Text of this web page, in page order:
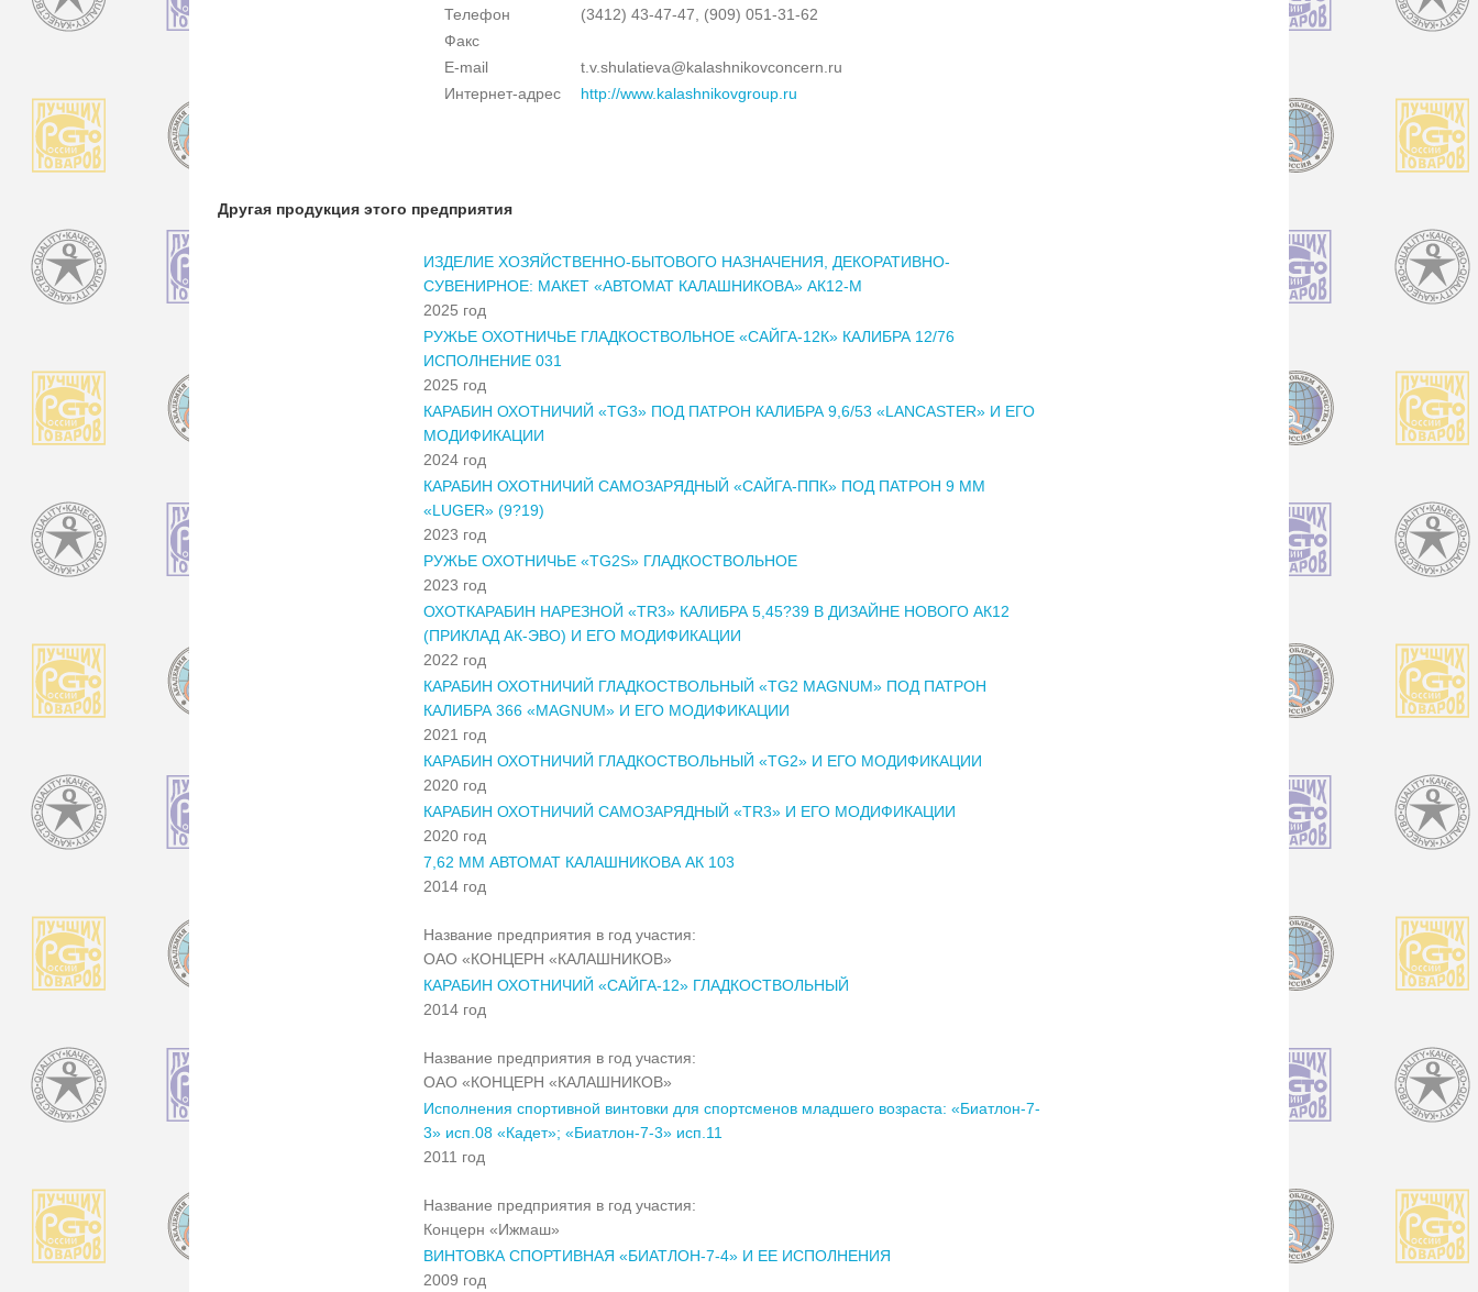
Телефон
(3412) 43-47-47, (909) 051-31-62
Факс
E-mail
t.v.shulatieva@kalashnikovconcern.ru
Интернет-адрес
http://www.kalashnikovgroup.ru
Другая продукция этого предприятия
ИЗДЕЛИЕ ХОЗЯЙСТВЕННО-БЫТОВОГО НАЗНАЧЕНИЯ, ДЕКОРАТИВНО-
СУВЕНИРНОЕ: МАКЕТ «АВТОМАТ КАЛАШНИКОВА» АК12-М
2025 год
РУЖЬЕ ОХОТНИЧЬЕ ГЛАДКОСТВОЛЬНОЕ «САЙГА-12К» КАЛИБРА 12/76
ИСПОЛНЕНИЕ 031
2025 год
КАРАБИН ОХОТНИЧИЙ «TG3» ПОД ПАТРОН КАЛИБРА 9,6/53 «LANCASTER» И ЕГО
МОДИФИКАЦИИ
2024 год
КАРАБИН ОХОТНИЧИЙ САМОЗАРЯДНЫЙ «САЙГА-ППК» ПОД ПАТРОН 9 MM
«LUGER» (9?19)
2023 год
РУЖЬЕ ОХОТНИЧЬЕ «TG2S» ГЛАДКОСТВОЛЬНОЕ
2023 год
ОХОТКАРАБИН НАРЕЗНОЙ «TR3» КАЛИБРА 5,45?39 В ДИЗАЙНЕ НОВОГО АК12
(ПРИКЛАД АК-ЭВО) И ЕГО МОДИФИКАЦИИ
2022 год
КАРАБИН ОХОТНИЧИЙ ГЛАДКОСТВОЛЬНЫЙ «TG2 MAGNUM» ПОД ПАТРОН
КАЛИБРА 366 «MAGNUM» И ЕГО МОДИФИКАЦИИ
2021 год
КАРАБИН ОХОТНИЧИЙ ГЛАДКОСТВОЛЬНЫЙ «TG2» И ЕГО МОДИФИКАЦИИ
2020 год
КАРАБИН ОХОТНИЧИЙ САМОЗАРЯДНЫЙ «TR3» И ЕГО МОДИФИКАЦИИ
2020 год
7,62 ММ АВТОМАТ КАЛАШНИКОВА АК 103
2014 год
Название предприятия в год участия:
ОАО «КОНЦЕРН «КАЛАШНИКОВ»
КАРАБИН ОХОТНИЧИЙ «САЙГА-12» ГЛАДКОСТВОЛЬНЫЙ
2014 год
Название предприятия в год участия:
ОАО «КОНЦЕРН «КАЛАШНИКОВ»
Исполнения спортивной винтовки для спортсменов младшего возраста: «Биатлон-7-
3» исп.08 «Кадет»; «Биатлон-7-3» исп.11
2011 год
Название предприятия в год участия:
Концерн «Ижмаш»
ВИНТОВКА СПОРТИВНАЯ «БИАТЛОН-7-4» И ЕЕ ИСПОЛНЕНИЯ
2009 год